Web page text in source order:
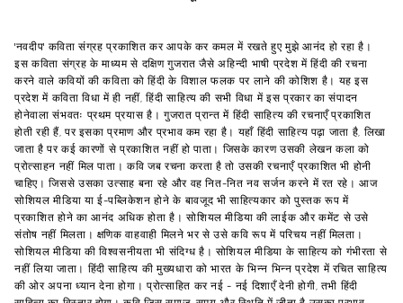
'नवदीप' कविता संग्रह प्रकाशित कर आपके कर कमल में रखते हुए मुझे आनंद हो रहा है।
इस कविता संग्रह के माध्यम से दक्षिण गुजरात जैसे अहिन्दी भाषी प्रदेश में हिंदी की रचना
करने वाले कवियों की कविता को हिंदी के विशाल फलक पर लाने की कोशिश है। यह इस
प्रदेश में कविता विधा में ही नहीं, हिंदी साहित्य की सभी विधा में इस प्रकार का संपादन
होनेवाला संभवतः प्रथम प्रयास है। गुजरात प्रान्त में हिंदी साहित्य की रचनाएँ प्रकाशित
होती रही हैं, पर इसका प्रमाण और प्रभाव कम रहा है। यहाँ हिंदी साहित्य पढ़ा जाता है, लिखा
जाता है पर कई कारणों से प्रकाशित नहीं हो पाता। जिसके कारण उसकी लेखन कला को
प्रोत्साहन नहीं मिल पाता। कवि जब रचना करता है तो उसकी रचनाएँ प्रकाशित भी होनी
चाहिए। जिससे उसका उत्साह बना रहे और वह नित-नित नव सर्जन करने में रत रहे। आज
सोशियल मीडिया या ई-पब्लिकेशन होने के बावजूद भी साहित्यकार को पुस्तक रूप में
प्रकाशित होने का आनंद अधिक होता है। सोशियल मीडिया की लाईक और कमेंट से उसे
संतोष नहीं मिलता। क्षणिक वाहवाही मिलने भर से उसे कवि रूप में परिचय नहीं मिलता।
सोशियल मीडिया की विश्वसनीयता भी संदिग्ध है। सोशियल मीडिया के साहित्य को गंभीरता से
नहीं लिया जाता। हिंदी साहित्य की मुख्यधारा को भारत के भिन्न भिन्न प्रदेश में रचित साहित्य
की ओर अपना ध्यान देना होगा। प्रोत्साहित कर नई - नई दिशाएँ देनी होगी, तभी हिंदी